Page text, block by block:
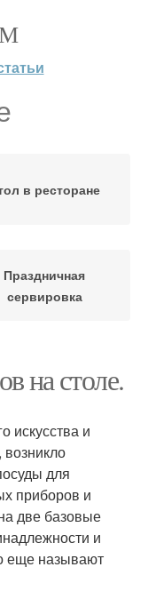
в ресторане
Праздничная
сервировка
на столе.
искусства и
для
приборов и
две базовые
и
еще называют